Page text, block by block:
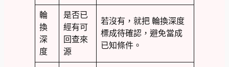
輪
換
深
度
是否已
經有可
回查來
源
若沒有，就把 輪換深度
標成待確認，避免當成
已知條件。